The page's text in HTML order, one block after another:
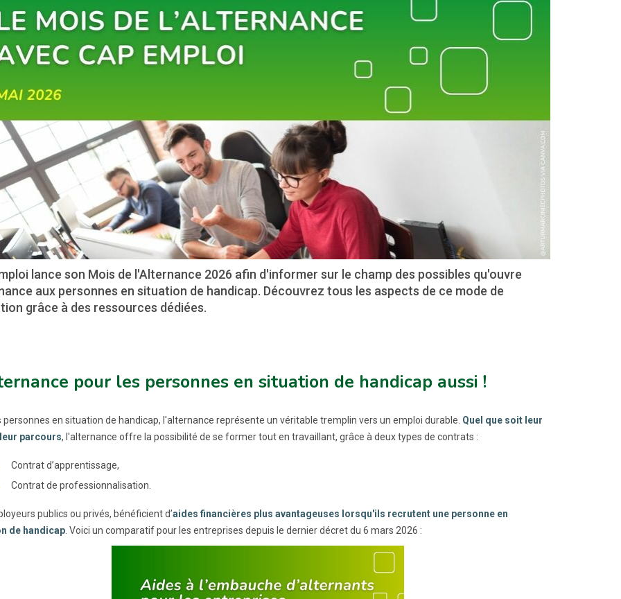
lance son Mois de l'Alternance 2026 afin d'informer sur le champ des possibles qu'ouvre
aux personnes en situation de handicap. Découvrez tous les aspects de ce mode de
grâce à des ressources dédiées.
pour les personnes en situation de handicap aussi !
personnes en situation de handicap, l'alternance représente un véritable tremplin vers un emploi durable. Quel que soit leur
parcours, l'alternance offre la possibilité de se former tout en travaillant, grâce à deux types de contrats :
Contrat d’apprentissage,
Contrat de professionnalisation.
publics ou privés, bénéficient d’aides financières plus avantageuses lorsqu'ils recrutent une personne en
de handicap. Voici un comparatif pour les entreprises depuis le dernier décret du 6 mars 2026 :